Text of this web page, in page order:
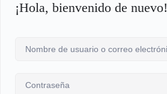
¡Hola, bienvenido de nuevo!